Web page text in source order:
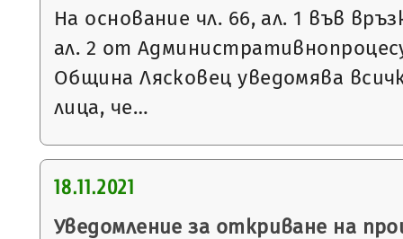
На основание чл. 66, ал. 1 във
ал. 2 от
Община Лясковец уведомява
лица, че…
18.11.2021
Уведомление за откриване на